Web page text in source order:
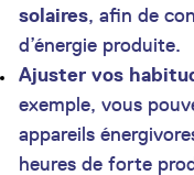
solaires, afin de
d’énergie produite.
Ajuster vos
exemple, vous
appareils
heures de forte